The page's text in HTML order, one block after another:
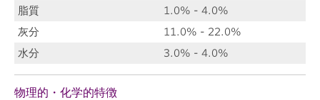
脂質
1.0% - 4.0%
灰分
11.0% - 22.0%
水分
3.0% - 4.0%
物理的・化学的特徴